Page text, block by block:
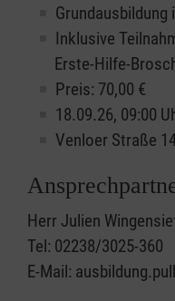
Grundausbildung
Inklusive
Erste-Hilfe-
Preis: 70,00 €
18.09.26, 09:00
Venloer Straße
Herr Julien
Tel: 02238/3025-360
E-Mail: